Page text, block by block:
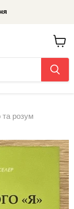
До
та розум